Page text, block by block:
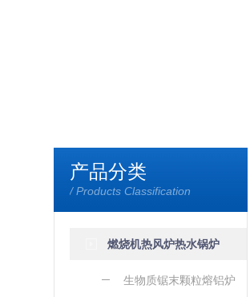
产品分类
/ Products Classification
燃烧机热风炉热水锅炉
生物质锯末颗粒熔铝炉